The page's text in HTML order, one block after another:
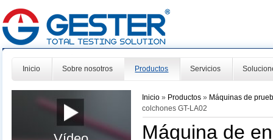
Inicio Sobre nosotros Productos Servicios
Inicio » Productos» Máquinas de
colchones GT-LA02
Máquina de